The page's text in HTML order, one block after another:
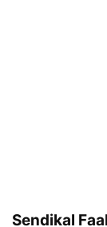
Sendikal